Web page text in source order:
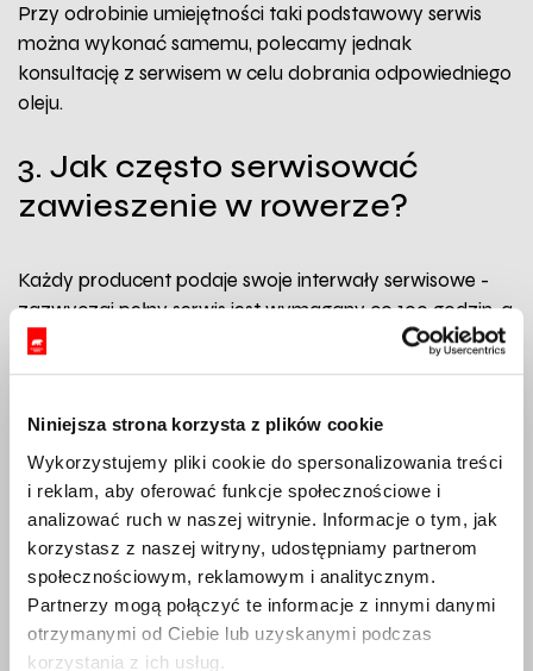
Niniejsza strona korzysta z plików cookie
Wykorzystujemy pliki cookie do spersonalizowania treści
i reklam, aby oferować funkcje społecznościowe i
analizować ruch w naszej witrynie. Informacje o tym, jak
korzystasz z naszej witryny, udostępniamy partnerom
społecznościowym, reklamowym i analitycznym.
Partnerzy mogą połączyć te informacje z innymi danymi
otrzymanymi od Ciebie lub uzyskanymi podczas
korzystania z ich usług.
Przy odrobinie umiejętności taki podstawowy serwis
można wykonać samemu, polecamy jednak
konsultację z serwisem w celu dobrania odpowiedniego
oleju.
3. Jak często serwisować
zawieszenie w rowerze?
Każdy producent podaje swoje interwały serwisowe -
zazwyczaj pełny serwis jest wymagany co 100 godzin, a
podstawowy co 25. Tylko co to właściwie oznacza?
wycieczka w górach to 3 godziny czystej jazdy. Więc
przy jednym wyjeździe w tygodniu, powinieneś
wykonać pełny serwis po ok. 8 miesiącach. Dlatego
realistyczniedla większości rowerzystów
pełny serwis raz w roku powinien
wystarczyć.Natomiast osoby mieszkające w
górach i jeżdżące regularnie, a także stali bywalcy
bikeparków, powinni rozważyć duży przegląd co